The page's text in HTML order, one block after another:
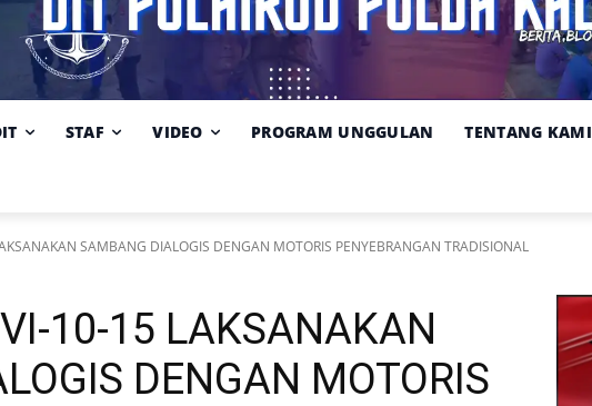
STAF VIDEO PROGRAM UNGGULAN TENTANG KAMI
SAMBANG DIALOGIS DENGAN MOTORIS PENYEBRANGAN TRADISIONAL
10-15 LAKSANAKAN
DENGAN MOTORIS